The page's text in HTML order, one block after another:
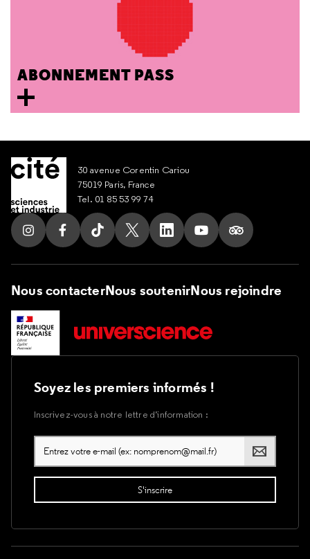
ABONNEMENT PASS
30 avenue Corentin Cariou
75019 Paris, France
Tel. 01 85 53 99 74
Suivez nous sur Instagram
Suivez nous sur Facebook
Suivez nous sur Tik Tok
Suivez nous sur X
Suivez nous sur LinkedIn
Suivez nous sur
Suivez nous
Nous contacterNous soutenirNous rejoindre
Soyez les premiers informés !
Inscrivez-vous à notre lettre d’information :